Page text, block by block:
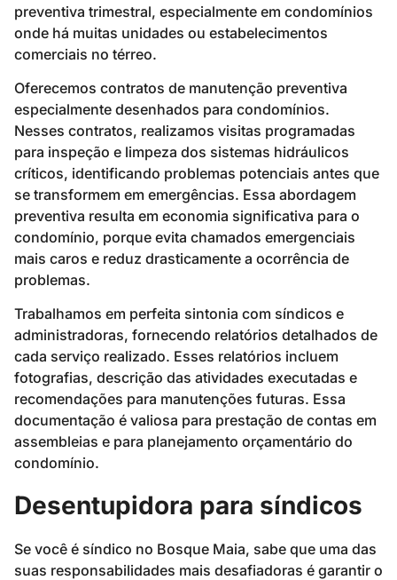
preventiva trimestral, especialmente em condomínios
onde há muitas unidades ou estabelecimentos
comerciais no térreo.
Oferecemos contratos de manutenção preventiva
especialmente desenhados para condomínios.
Nesses contratos, realizamos visitas programadas
para inspeção e limpeza dos sistemas hidráulicos
críticos, identificando problemas potenciais antes que
se transformem em emergências. Essa abordagem
preventiva resulta em economia significativa para o
condomínio, porque evita chamados emergenciais
mais caros e reduz drasticamente a ocorrência de
problemas.
Trabalhamos em perfeita sintonia com síndicos e
administradoras, fornecendo relatórios detalhados de
cada serviço realizado. Esses relatórios incluem
fotografias, descrição das atividades executadas e
recomendações para manutenções futuras. Essa
documentação é valiosa para prestação de contas em
assembleias e para planejamento orçamentário do
condomínio.
Desentupidora para síndicos
Se você é síndico no Bosque Maia, sabe que uma das
suas responsabilidades mais desafiadoras é garantir o